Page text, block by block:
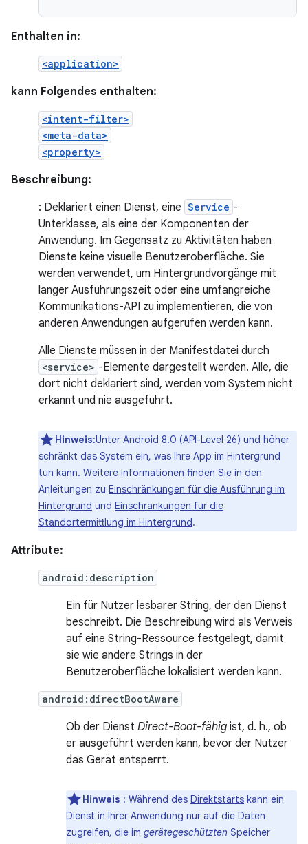
Enthalten in:
<application>
kann Folgendes enthalten:
<intent-filter>
<meta-data>
<property>
Beschreibung:
: Deklariert einen Dienst, eine Service -
Unterklasse, als eine der Komponenten der
Anwendung. Im Gegensatz zu Aktivitäten haben
Dienste keine visuelle Benutzeroberfläche. Sie
werden verwendet, um Hintergrundvorgänge mit
langer Ausführungszeit oder eine umfangreiche
Kommunikations-API zu implementieren, die von
anderen Anwendungen aufgerufen werden kann.
Alle Dienste müssen in der Manifestdatei durch
<service> -Elemente dargestellt werden. Alle, die
dort nicht deklariert sind, werden vom System nicht
erkannt und nie ausgeführt.
Hinweis:Unter Android 8.0 (API-Level 26) und höher
schränkt das System ein, was Ihre App im Hintergrund
tun kann. Weitere Informationen finden Sie in den
Anleitungen zu Einschränkungen für die Ausführung im
Hintergrund und Einschränkungen für die
Standortermittlung im Hintergrund.
Attribute:
android:description
Ein für Nutzer lesbarer String, der den Dienst
beschreibt. Die Beschreibung wird als Verweis
auf eine String-Ressource festgelegt, damit
sie wie andere Strings in der
Benutzeroberfläche lokalisiert werden kann.
android:directBootAware
Ob der Dienst Direct-Boot-fähig ist, d. h., ob
er ausgeführt werden kann, bevor der Nutzer
das Gerät entsperrt.
Hinweis : Während des Direktstarts kann ein
Dienst in Ihrer Anwendung nur auf die Daten
zugreifen, die im gerätegeschützten Speicher